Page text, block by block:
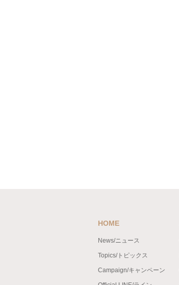
HOME
News/ニュース
Topics/トピックス
Campaign/キャンペーン